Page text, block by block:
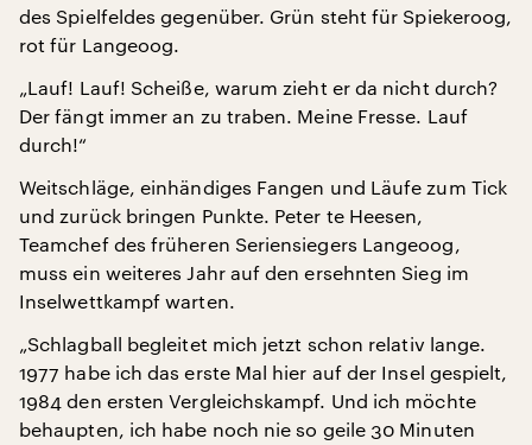
des Spielfeldes gegenüber. Grün steht für Spiekeroog,
rot für Langeoog.
„Lauf! Lauf! Scheiße, warum zieht er da nicht durch?
Der fängt immer an zu traben. Meine Fresse. Lauf
durch!“
Weitschläge, einhändiges Fangen und Läufe zum Tick
und zurück bringen Punkte. Peter te Heesen,
Teamchef des früheren Seriensiegers Langeoog,
muss ein weiteres Jahr auf den ersehnten Sieg im
Inselwettkampf warten.
„Schlagball begleitet mich jetzt schon relativ lange.
1977 habe ich das erste Mal hier auf der Insel gespielt,
1984 den ersten Vergleichskampf. Und ich möchte
behaupten, ich habe noch nie so geile 30 Minuten